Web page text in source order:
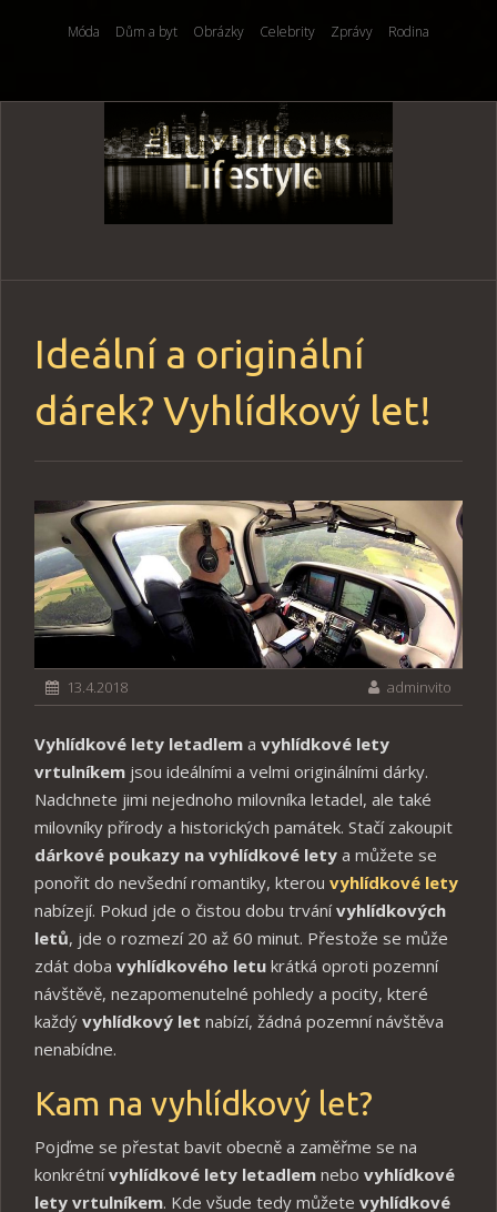
Móda Dům a byt Obrázky Celebrity Zprávy Rodina
Skip
Ideální a originální
dárek? Vyhlídkový let!
13.4.2018 adminvito
Vyhlídkové lety letadlem a vyhlídkové lety
vrtulníkem jsou ideálními a velmi originálními dárky.
Nadchnete jimi nejednoho milovníka letadel, ale také
milovníky přírody a historických památek. Stačí zakoupit
dárkové poukazy na vyhlídkové lety a můžete se
ponořit do nevšední romantiky, kterou vyhlídkové lety
nabízejí. Pokud jde o čistou dobu trvánívyhlídkových
letů, jde o rozmezí 20 až 60 minut. Přestože se může
zdát doba vyhlídkového letu krátká oproti pozemní
návštěvě, nezapomenutelné pohledy a pocity, které
každý vyhlídkový let nabízí, žádná pozemní návštěva
nenabídne.
Kam na vyhlídkový let?
Pojďme se přestat bavit obecně a zaměřme se na
konkrétnívyhlídkové lety letadlem nebo vyhlídkové
lety vrtulníkem. Kde všude tedy můžete vyhlídkové